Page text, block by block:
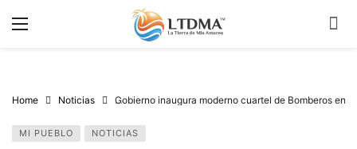
Home Noticias Gobierno inaugura moderno cuartel de Bomberos en
MI PUEBLO NOTICIAS